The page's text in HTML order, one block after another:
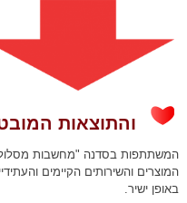
והתוצאות
המשתתפות בסדנה "מחשבות
המוצרים והשירותים הקיימים
באופן ישיר.